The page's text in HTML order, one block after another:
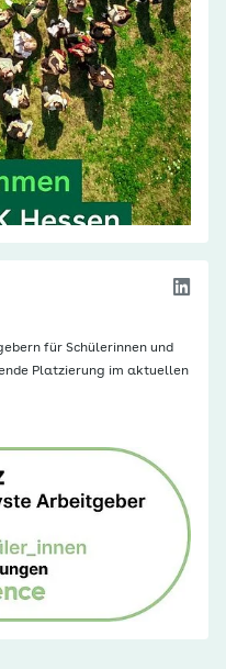
für Schülerinnen und
Platzierung im aktuellen